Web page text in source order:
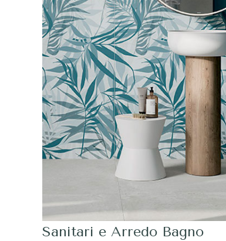
Sanitari e Arredo Bagno